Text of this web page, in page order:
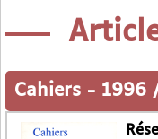
Cahiers - 1996